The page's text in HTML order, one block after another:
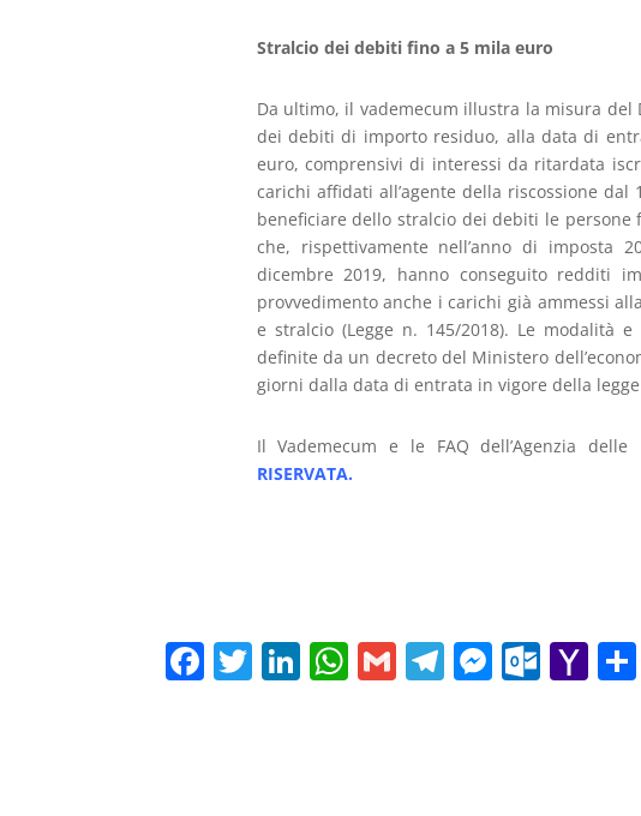
Stralcio dei debiti fino a 5 mila euro
Da ultimo, il vademecum illustra la misura del
dei debiti di importo residuo, alla data di
euro, comprensivi di interessi da ritardata
carichi affidati all’agente della riscossione dal
beneficiare dello stralcio dei debiti le
che, rispettivamente nell’anno di imposta
dicembre 2019, hanno conseguito redditi
provvedimento anche i carichi già ammessi
e stralcio (Legge n. 145/2018). Le modalità
definite da un decreto del Ministero
giorni dalla data di entrata in vigore della
Il Vademecum e le FAQ dell’Agenzia
RISERVATA.
F T Li W G T M O Y